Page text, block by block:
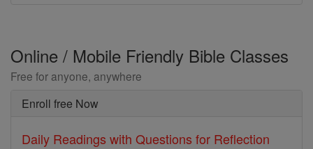
Online / Mobile Friendly Bible Classes
Free for anyone, anywhere
Enroll free Now
Daily Readings with Questions for Reflection